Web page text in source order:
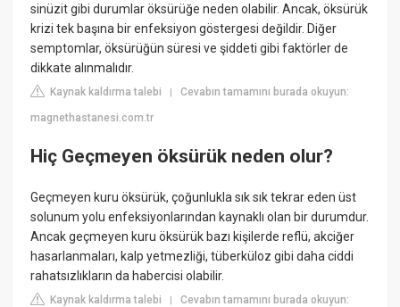
sinüzit gibi durumlar öksürüğe neden olabilir. Ancak, öksürük
krizi tek başına bir enfeksiyon göstergesi değildir. Diğer
semptomlar, öksürüğün süresi ve şiddeti gibi faktörler de
dikkate alınmalıdır.
Kaynak kaldırma talebi |Cevabın tamamını burada okuyun:
magnethastanesi.com.tr
Hiç Geçmeyen öksürük neden olur?
Geçmeyen kuru öksürük, çoğunlukla sık sık tekrar eden üst
solunum yolu enfeksiyonlarından kaynaklı olan bir durumdur.
Ancak geçmeyen kuru öksürük bazı kişilerde reflü, akciğer
hasarlanmaları, kalp yetmezliği, tüberküloz gibi daha ciddi
rahatsızlıkların da habercisi olabilir.
Kaynak kaldırma talebi |Cevabın tamamını burada okuyun: